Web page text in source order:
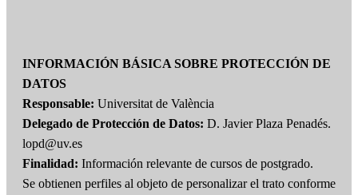
INFORMACIÓN BÁSICA SOBRE PROTECCIÓN DE
DATOS
Responsable: Universitat de València
Delegado de Protección de Datos: D. Javier Plaza Penadés.
lopd@uv.es
Finalidad: Información relevante de cursos de postgrado.
Se obtienen perfiles al objeto de personalizar el trato conforme